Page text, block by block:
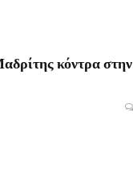
κόντρα στην